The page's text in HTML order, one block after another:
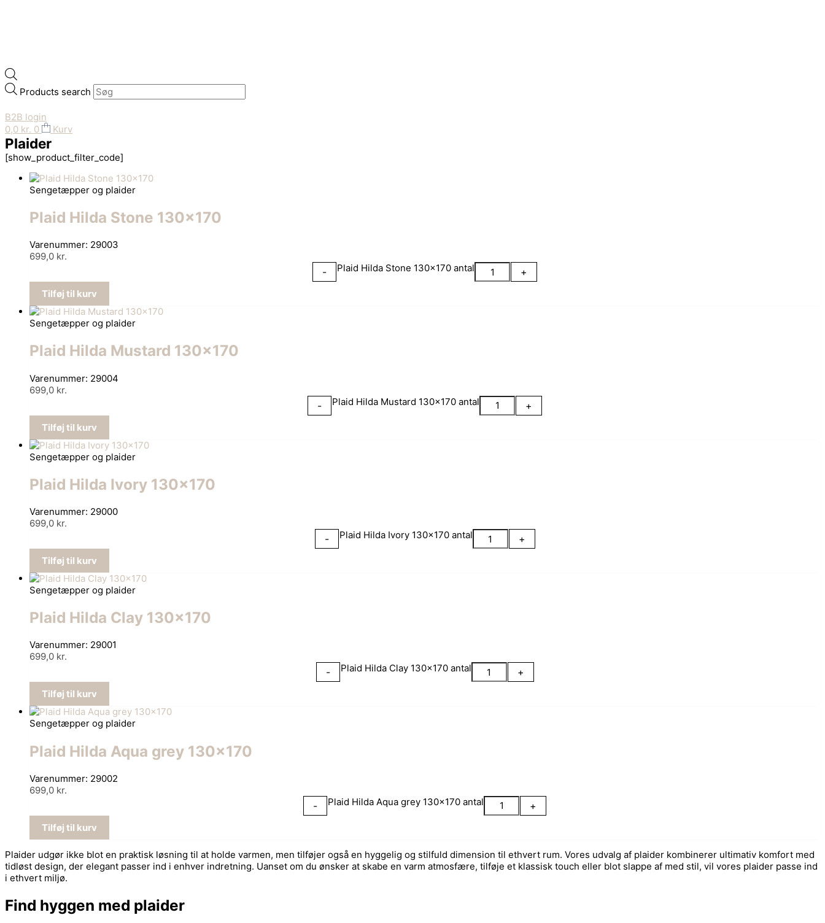
Products search
B2B login
0,0 kr. 0 Kurv
Plaider
[show_product_filter_code]
Sengetæpper og plaider
Plaid Hilda Stone 130×170
Varenummer: 29003
699,0 kr.
- Plaid Hilda Stone 130x170 antal +
Tilføj til kurv
Sengetæpper og plaider
Plaid Hilda Mustard 130×170
Varenummer: 29004
699,0 kr.
- Plaid Hilda Mustard 130x170 antal +
Tilføj til kurv
Sengetæpper og plaider
Plaid Hilda Ivory 130×170
Varenummer: 29000
699,0 kr.
- Plaid Hilda Ivory 130x170 antal +
Tilføj til kurv
Sengetæpper og plaider
Plaid Hilda Clay 130×170
Varenummer: 29001
699,0 kr.
- Plaid Hilda Clay 130x170 antal +
Tilføj til kurv
Sengetæpper og plaider
Plaid Hilda Aqua grey 130×170
Varenummer: 29002
699,0 kr.
- Plaid Hilda Aqua grey 130x170 antal +
Tilføj til kurv
Plaider udgør ikke blot en praktisk løsning til at holde varmen, men tilføjer også en hyggelig og stilfuld dimension til ethvert rum. Vores udvalg af plaider kombinerer ultimativ komfort med
tidløst design, der elegant passer ind i enhver indretning. Uanset om du ønsker at skabe en varm atmosfære, tilføje et klassisk touch eller blot slappe af med stil, vil vores plaider passe ind
i ethvert miljø.
Find hyggen med plaider